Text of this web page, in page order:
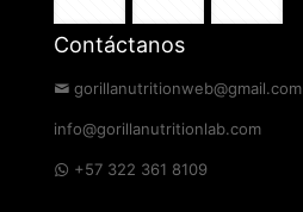
Contáctanos
gorillanutritionweb@gmail.com
info@gorillanutritionlab.com
+57 322 361 8109